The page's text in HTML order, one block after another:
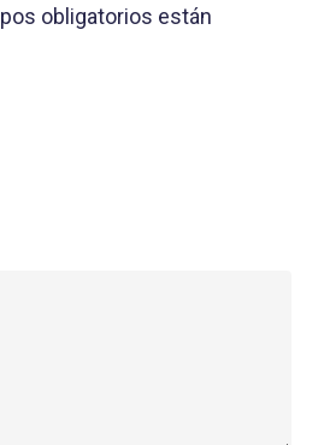
obligatorios están